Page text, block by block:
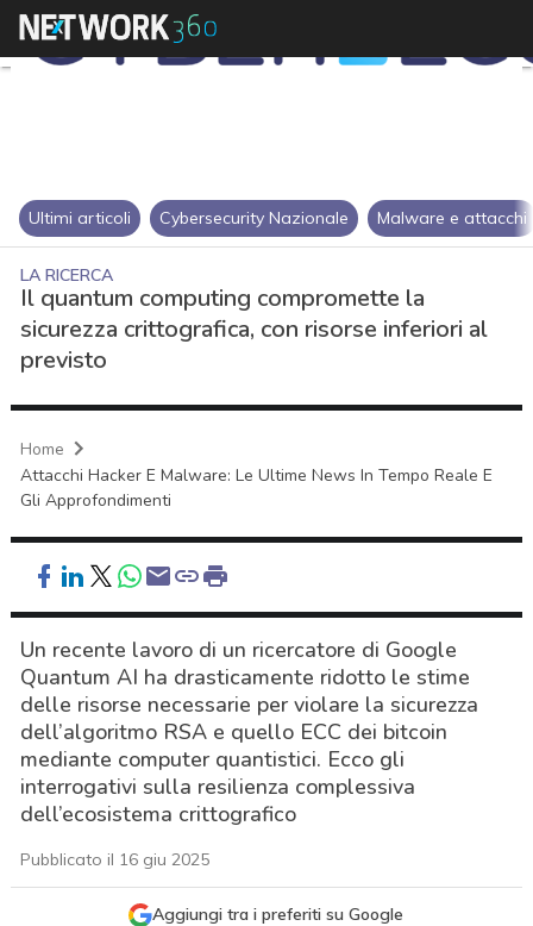
Ultimi articoli Cybersecurity Nazionale Malware e attacchi
LA RICERCA
Il quantum computing compromette la
sicurezza crittografica, con risorse inferiori al
previsto
Home
Attacchi Hacker E Malware: Le Ultime News In Tempo Reale E
Gli Approfondimenti
Un recente lavoro di un ricercatore di Google
Quantum AI ha drasticamente ridotto le stime
delle risorse necessarie per violare la sicurezza
dell’algoritmo RSA e quello ECC dei bitcoin
mediante computer quantistici. Ecco gli
interrogativi sulla resilienza complessiva
dell’ecosistema crittografico
Pubblicato il 16 giu 2025
Aggiungi tra i preferiti su Google